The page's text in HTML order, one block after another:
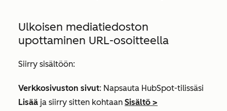
Ulkoisen mediatiedoston
upottaminen URL-osoitteella
Siirry sisältöön:
Verkkosivuston sivut: Napsauta HubSpot-tilissäsi
Lisää ja siirry sitten kohtaan Sisältö >